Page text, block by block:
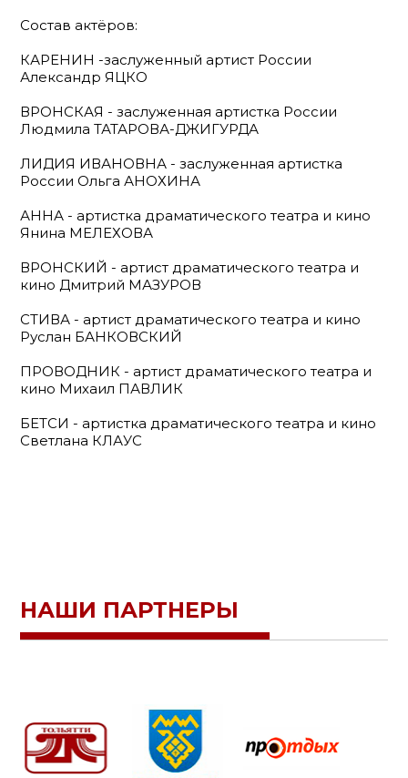
Состав актёров:
КАРЕНИН -заслуженный артист России
Александр ЯЦКО
ВРОНСКАЯ - заслуженная артистка России
Людмила ТАТАРОВА-ДЖИГУРДА
ЛИДИЯ ИВАНОВНА - заслуженная артистка
России Ольга АНОХИНА
АННА - артистка драматического театра и кино
Янина МЕЛЕХОВА
ВРОНСКИЙ - артист драматического театра и
кино Дмитрий МАЗУРОВ
СТИВА - артист драматического театра и кино
Руслан БАНКОВСКИЙ
ПРОВОДНИК - артист драматического театра и
кино Михаил ПАВЛИК
БЕТСИ - артистка драматического театра и кино
Светлана КЛАУС
НАШИ ПАРТНЕРЫ